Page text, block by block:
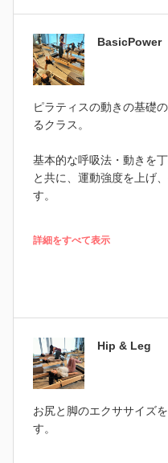
BasicPower
ピラティスの動きの基礎
るクラス。
基本的な呼吸法・動きを
と共に、運動強度を上げ
す。
詳細をすべて表示
Hip & Leg
お尻と脚のエクササイズ
す。